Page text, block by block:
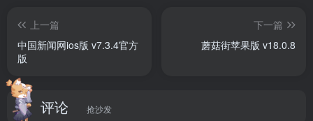
上一篇
中国新闻网ios版 v7.3.4官方
版
下一篇
蘑菇街苹果版 v18.0.8
评论 抢沙发